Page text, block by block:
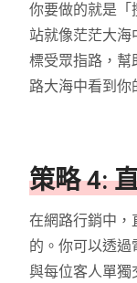
你要做的就是「
站就像茫茫大海
標受眾指路，幫
路大海中看到你
策略 4:
在網路行銷中，
的。你可以透過
與每位客人單獨